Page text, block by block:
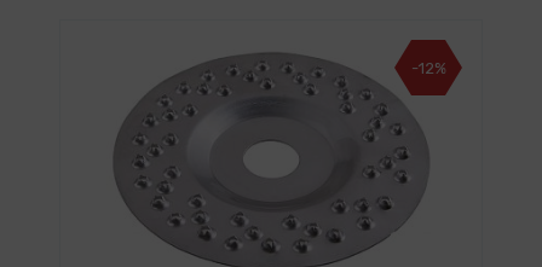
-12%